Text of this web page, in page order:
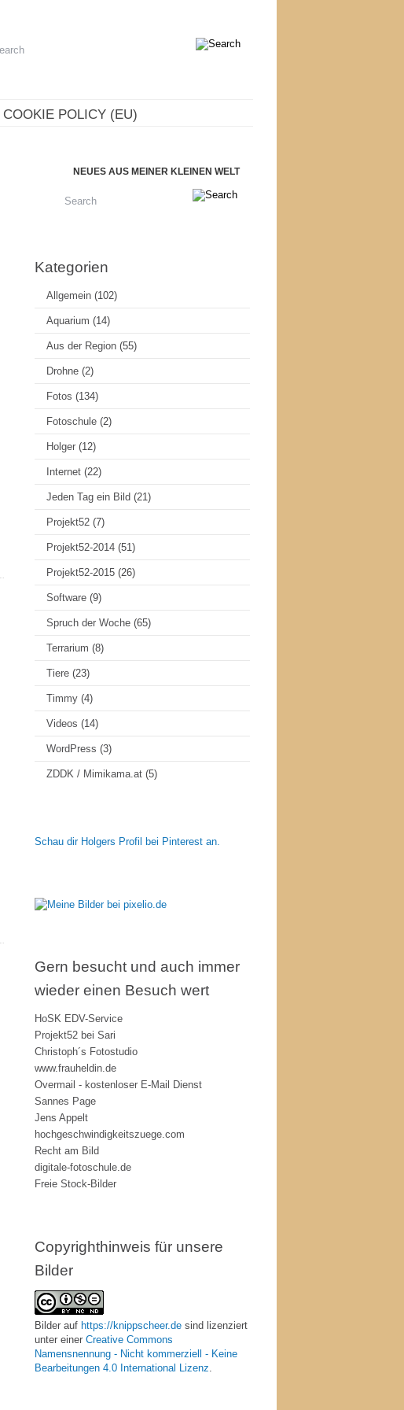
COOKIE POLICY (EU)
NEUES AUS MEINER KLEINEN WELT
Kategorien
Allgemein (102)
Aquarium (14)
Aus der Region (55)
Drohne (2)
Fotos (134)
Fotoschule (2)
Holger (12)
Internet (22)
Jeden Tag ein Bild (21)
Projekt52 (7)
Projekt52-2014 (51)
Projekt52-2015 (26)
Software (9)
Spruch der Woche (65)
Terrarium (8)
Tiere (23)
Timmy (4)
Videos (14)
WordPress (3)
ZDDK / Mimikama.at (5)
Schau dir Holgers Profil bei Pinterest an.
Gern besucht und auch immer
wieder einen Besuch wert
HoSK EDV-Service
Projekt52 bei Sari
Christoph´s Fotostudio
www.frauheldin.de
Overmail - kostenloser E-Mail Dienst
Sannes Page
Jens Appelt
hochgeschwindigkeitszuege.com
Recht am Bild
digitale-fotoschule.de
Freie Stock-Bilder
Copyrighthinweis für unsere
Bilder
Bilder auf https://knippscheer.de sind lizenziert
unter einer Creative Commons
Namensnennung - Nicht kommerziell - Keine
Bearbeitungen 4.0 International Lizenz.